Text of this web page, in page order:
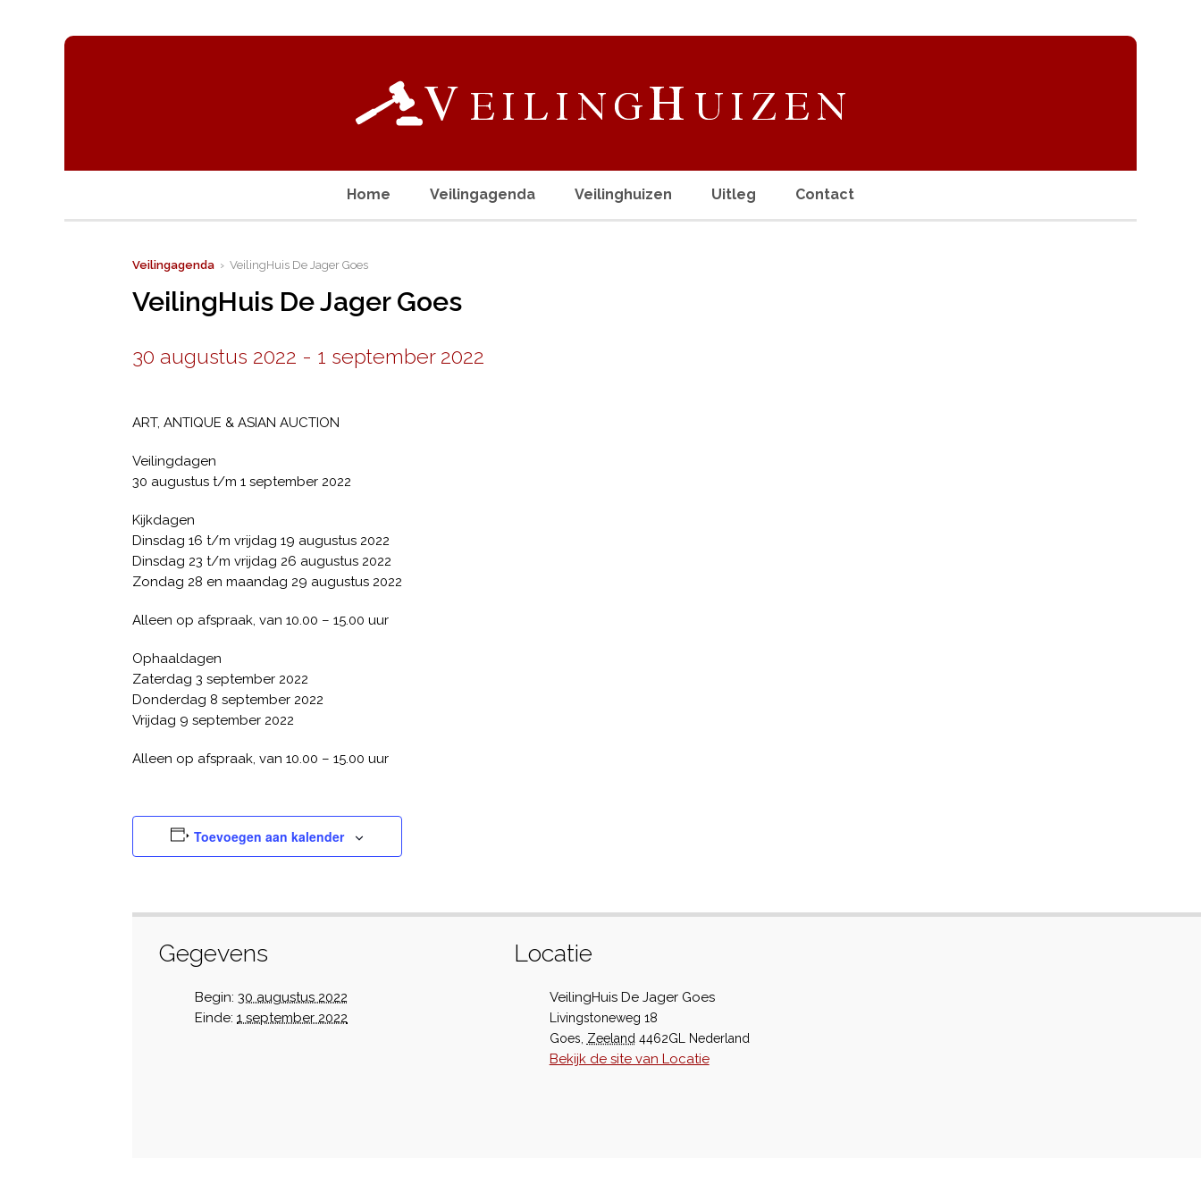
Home Veilingagenda Veilinghuizen Uitleg Contact
Veilingagenda › VeilingHuis De Jager Goes
VeilingHuis De Jager Goes
30 augustus 2022 - 1 september 2022
ART, ANTIQUE & ASIAN AUCTION
Veilingdagen
30 augustus t/m 1 september 2022
Kijkdagen
Dinsdag 16 t/m vrijdag 19 augustus 2022
Dinsdag 23 t/m vrijdag 26 augustus 2022
Zondag 28 en maandag 29 augustus 2022
Alleen op afspraak, van 10.00 – 15.00 uur
Ophaaldagen
Zaterdag 3 september 2022
Donderdag 8 september 2022
Vrijdag 9 september 2022
Alleen op afspraak, van 10.00 – 15.00 uur
Toevoegen aan kalender
Gegevens
Begin: 30 augustus 2022
Einde: 1 september 2022
Locatie
VeilingHuis De Jager Goes
Livingstoneweg 18
Goes Zeeland 4462GL Nederland
Bekijk de site van Locatie